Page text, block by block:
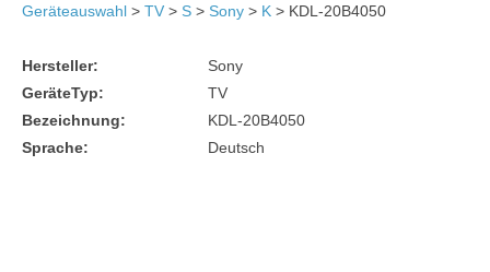
Geräteauswahl > TV > S > Sony > K > KDL-20B4050
Hersteller:
Sony
GeräteTyp:
TV
Bezeichnung:
KDL-20B4050
Sprache:
Deutsch